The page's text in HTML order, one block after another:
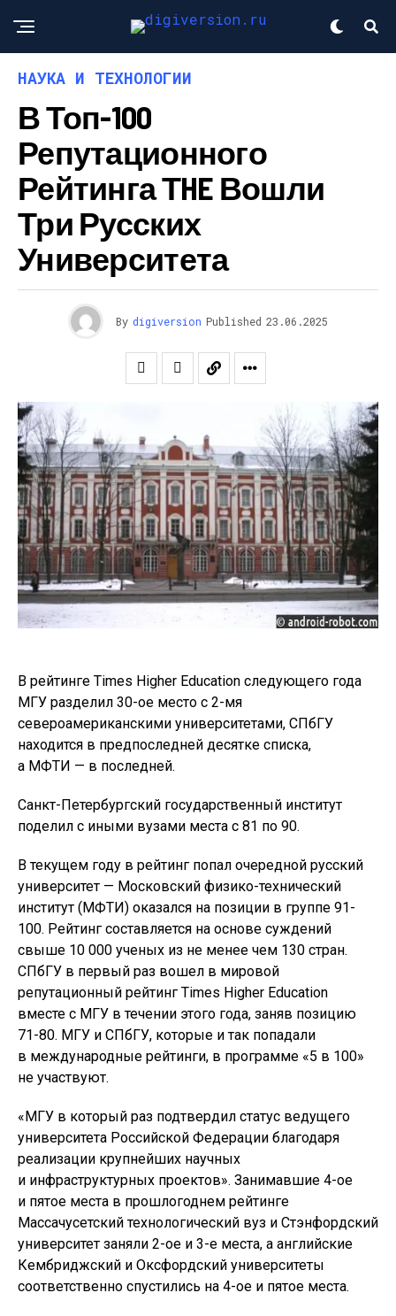
НАУКА И ТЕХНОЛОГИИ
В Топ-100
Репутационного
Рейтинга ТHE Вошли
Три Русских
Университета
By digiversion Published 23.06.2025
В рейтинге Times Higher Education следующего года
МГУ разделил 30-ое место с 2-мя
североамериканскими университетами, СПбГУ
находится в предпоследней десятке списка,
а МФТИ — в последней.
Санкт-Петербургский государственный институт
поделил с иными вузами места с 81 по 90.
В текущем году в рейтинг попал очередной русский
университет — Московский физико-технический
институт (МФТИ) оказался на позиции в группе 91-
100. Рейтинг составляется на основе суждений
свыше 10 000 ученых из не менее чем 130 стран.
СПбГУ в первый раз вошел в мировой
репутационный рейтинг Times Higher Education
вместе с МГУ в течении этого года, заняв позицию
71-80. МГУ и СПбГУ, которые и так попадали
в международные рейтинги, в программе «5 в 100»
не участвуют.
«МГУ в который раз подтвердил статус ведущего
университета Российской Федерации благодаря
реализации крупнейших научных
и инфраструктурных проектов». Занимавшие 4-ое
и пятое места в прошлогоднем рейтинге
Массачусетский технологический вуз и Стэнфордский
университет заняли 2-ое и 3-е места, а английские
Кембриджский и Оксфордский университеты
соответственно спустились на 4-ое и пятое места.